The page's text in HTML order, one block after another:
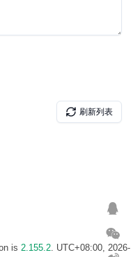
is 2.155.2. UTC+08:00, 2026-